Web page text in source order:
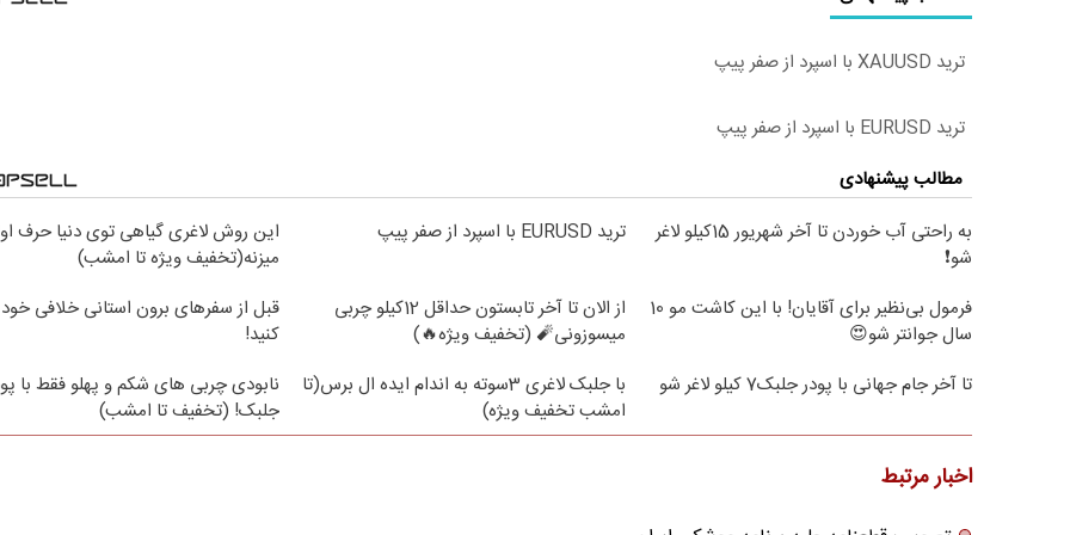
ترید XAUUSD با اسپرد از صفر پیپ
ترید EURUSD با اسپرد از صفر پیپ
مطالب پیشنهادی
به راحتی آب خوردن تا آخر شهریور 15کیلو لاغر
شو❗
ترید EURUSD با اسپرد از صفر پیپ
این روش لاغری گیاهی توی دنیا حرف
میزنه(تخفیف ویژه تا امشب)
فرمول بی‌نظیر برای آقایان! با این کاشت مو 10
سال جوانتر شو😍
از الان تا آخر تابستون حداقل 12کیلو چربی
میسوزونی🧨 (تخفیف ویژه🔥)
قبل از سفرهای برون استانی خلافی
کنید!
تا آخر جام جهانی با پودر جلبک7 کیلو لاغر شو
با جلبک لاغری 3سوته به اندام ایده ال برس(تا
امشب تخفیف ویژه)
نابودی چربی های شکم و پهلو فقط با
جلبک! (تخفیف تا امشب)
اخبار مرتبط